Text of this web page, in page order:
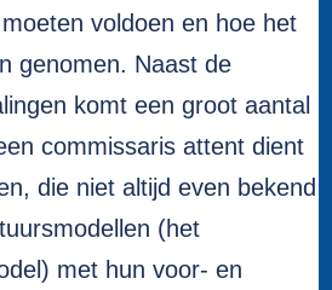
voldoen en hoe het
genomen. Naast de
komt een groot aantal
commissaris attent dient
die niet altijd even bekend
(het
met hun voor- en